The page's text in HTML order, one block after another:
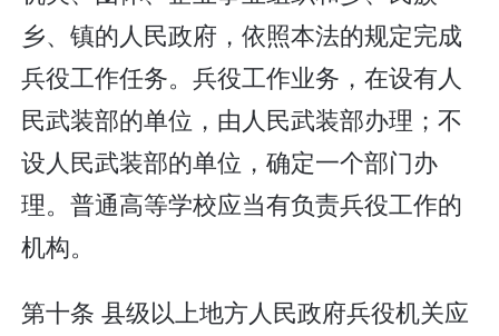
乡、镇的人民政府，依照本法的规定完成
兵役工作任务。兵役工作业务，在设有人
民武装部的单位，由人民武装部办理；不
设人民武装部的单位，确定一个部门办
理。普通高等学校应当有负责兵役工作的
机构。
第十条 县级以上地方人民政府兵役机关应